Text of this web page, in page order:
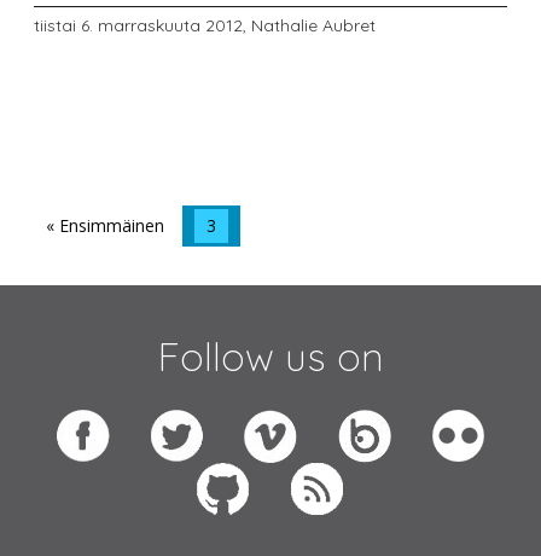
tiistai 6. marraskuuta 2012, Nathalie Aubret
« Ensimmäinen 3
Follow us on